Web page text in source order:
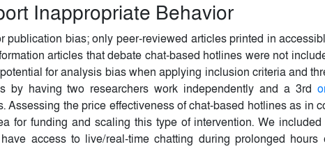
Inappropriate Behavior
publication bias; only peer-reviewed articles printed in
articles that debate chat-based hotlines were not
for analysis bias when applying inclusion criteria and
by having two researchers work independently and a 3rd
Assessing the price effectiveness of chat-based hotlines as in
for funding and scaling this type of intervention. We
access to live/real-time chatting during prolonged hours